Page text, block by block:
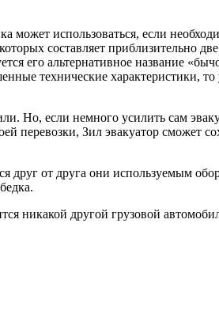
может использоваться, если
составляет приблизительно
его альтернативное название
технические характеристики, то
Но, если немного усилить сам
перевозки, Зил эвакуатор сможет
от друга они используемым
никакой другой грузовой